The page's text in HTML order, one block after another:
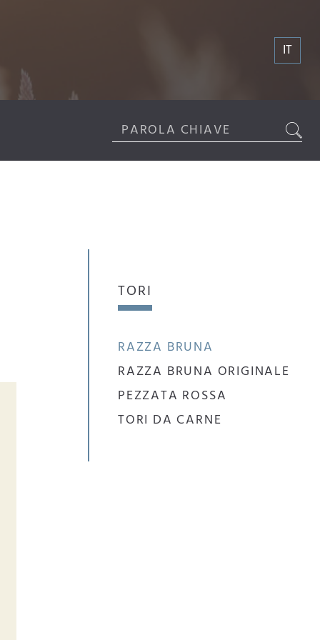
IT
TORI
RAZZA BRUNA
RAZZA BRUNA ORIGINALE
PEZZATA ROSSA
TORI DA CARNE